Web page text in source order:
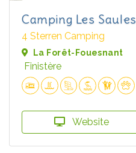
Camping Les Saules
4 Sterren Camping
La Forêt-Fouesnant
Finistère
Website